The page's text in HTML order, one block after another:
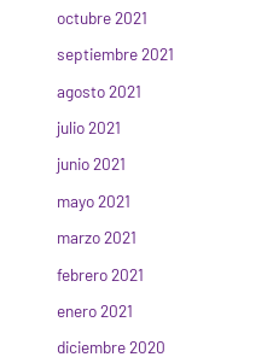
octubre 2021
septiembre 2021
agosto 2021
julio 2021
junio 2021
mayo 2021
marzo 2021
febrero 2021
enero 2021
diciembre 2020